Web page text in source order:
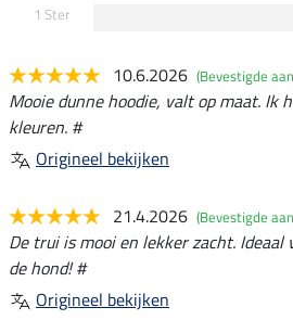
1 Ster
10.6.2026 (Bevestigde
Mooie dunne hoodie, valt op maat. Ik
kleuren. #
Origineel bekijken
21.4.2026 (Bevestigde
De trui is mooi en lekker zacht.
de hond! #
Origineel bekijken